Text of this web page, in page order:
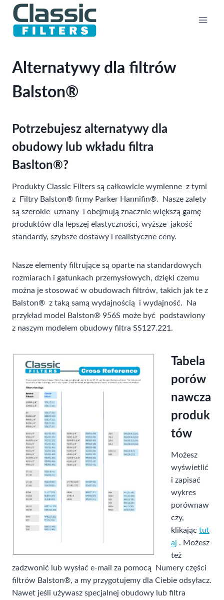
Przejdź
Alternatywy dla filtrów
Balston®
Potrzebujesz alternatywy dla
obudowy lub wkładu filtra
Baslton®?
Produkty Classic Filters są całkowicie wymienne z tymi
z Filtry Balston® firmy Parker Hannifin®. Nasze zalety
są szerokie uznany i obejmują znacznie większą gamę
produktów dla lepszej elastyczności, wyższe jakość
standardy, szybsze dostawy i realistyczne ceny.
Nasze elementy filtrujące są oparte na standardowych
rozmiarach i gatunkach przemysłowych, dzięki czemu
można je stosować w obudowach filtrów, takich jak te z
Balston® z taką samą wydajnością i wydajność. Na
przykład model Balston® 956S może być podstawiony
z naszym modelem obudowy filtra SS127.221.
Tabela
porów
nawcza
produk
tów
Możesz
wyświetlić
i zapisać
wykres
porównaw
czy,
klikając tut
aj . Możesz
też
zadzwonić lub wysłać e-mail za pomocą Numery części
filtrów Balston®, a my przygotujemy dla Ciebie odsyłacz.
Nawet jeśli używasz specjalnej obudowy lub filtra